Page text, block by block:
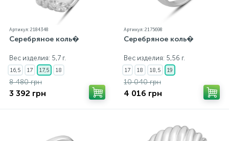
Артикул: 2184348
Серебряное коль�
Вес изделия: 5,7 г.
16,5 17 17,5 18
8 480 грн
3 392 грн
Артикул: 2175698
Серебряное коль�
Вес изделия: 5,56 г.
17 18 18,5 19
10 040 грн
4 016 грн